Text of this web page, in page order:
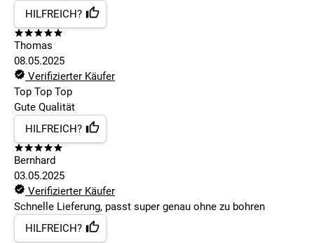
HILFREICH?
Thomas
08.05.2025
Verifizierter Käufer
Top Top Top
Gute Qualität
HILFREICH?
Bernhard
03.05.2025
Verifizierter Käufer
Schnelle Lieferung, passt super genau ohne zu bohren
HILFREICH?